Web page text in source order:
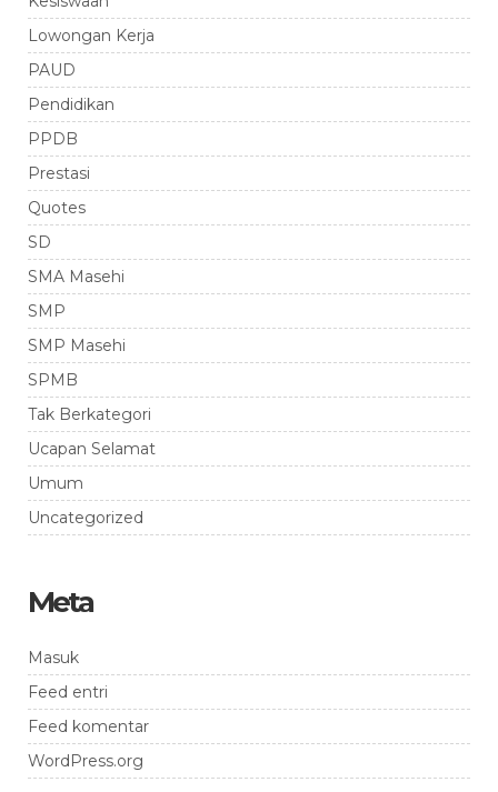
Lowongan Kerja
PAUD
Pendidikan
PPDB
Prestasi
Quotes
SD
SMA Masehi
SMP
SMP Masehi
SPMB
Tak Berkategori
Ucapan Selamat
Umum
Uncategorized
Meta
Masuk
Feed entri
Feed komentar
WordPress.org